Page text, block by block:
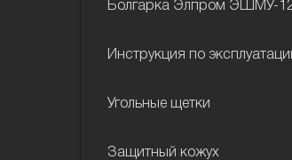
Болгарка Элпром ЭШМУ-
Инструкция по
Угольные щетки
Защитный кожух